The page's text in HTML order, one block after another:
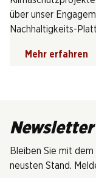
über unser
Nachhaltigkeits-
Mehr erfahren
Newsletter
Bleiben Sie mit
neusten Stand.